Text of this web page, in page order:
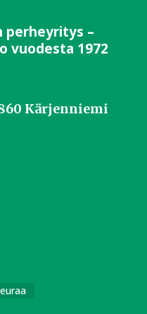
perheyritys –
vuodesta 1972
Kärjenniemi